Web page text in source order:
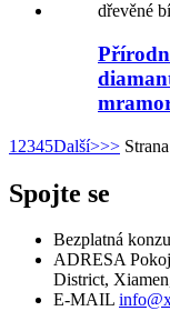
1 2345Další>>>
Spojte se
Bezplatná
ADRESA
District,
E-MAIL